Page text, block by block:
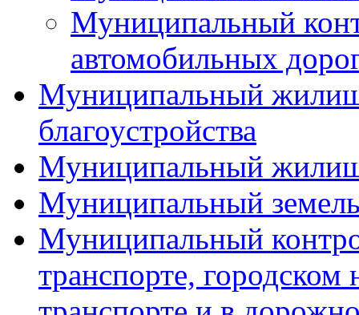
Муниципальный
автомобильных
Муниципальный
благоустройства
Муниципальный
Муниципальный
Муниципальный
транспорте, городском